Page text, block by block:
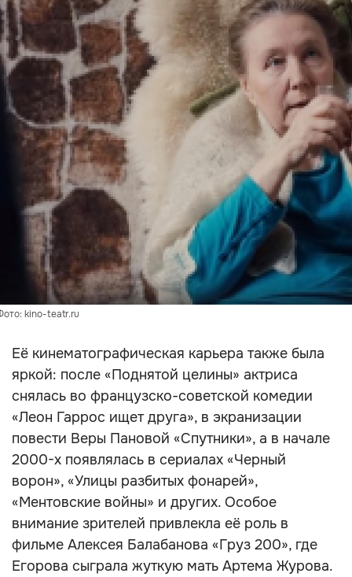
kino-teatr.ru
Её кинематографическая карьера также была
яркой: после «Поднятой целины» актриса
снялась во французско-советской комедии
«Леон Гаррос ищет друга», в экранизации
повести Веры Пановой «Спутники», а в начале
2000-х появлялась в сериалах «Черный
ворон», «Улицы разбитых фонарей»,
«Ментовские войны» и других. Особое
внимание зрителей привлекла её роль в
фильме Алексея Балабанова «Груз 200», где
Егорова сыграла жуткую мать Артема Журова.